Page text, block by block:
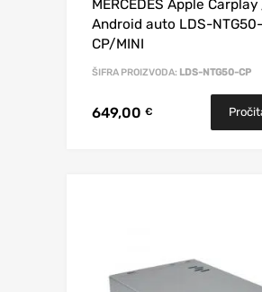
MERCEDES Apple
Android auto LDS-NTG50-
CP/MINI
ŠIFRA PROIZVODA: LDS-NTG50-CP
649,00 €